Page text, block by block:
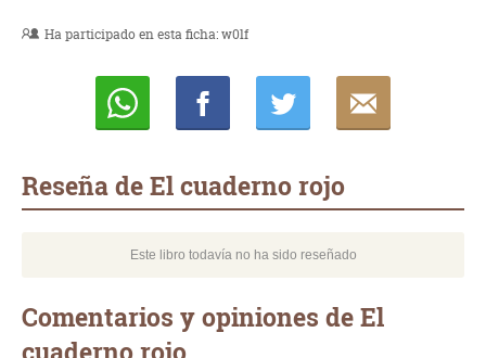
Ha participado en esta ficha:w0lf
Reseña de El cuaderno rojo
Este libro todavía no ha sido reseñado
Comentarios y opiniones de El
cuaderno rojo